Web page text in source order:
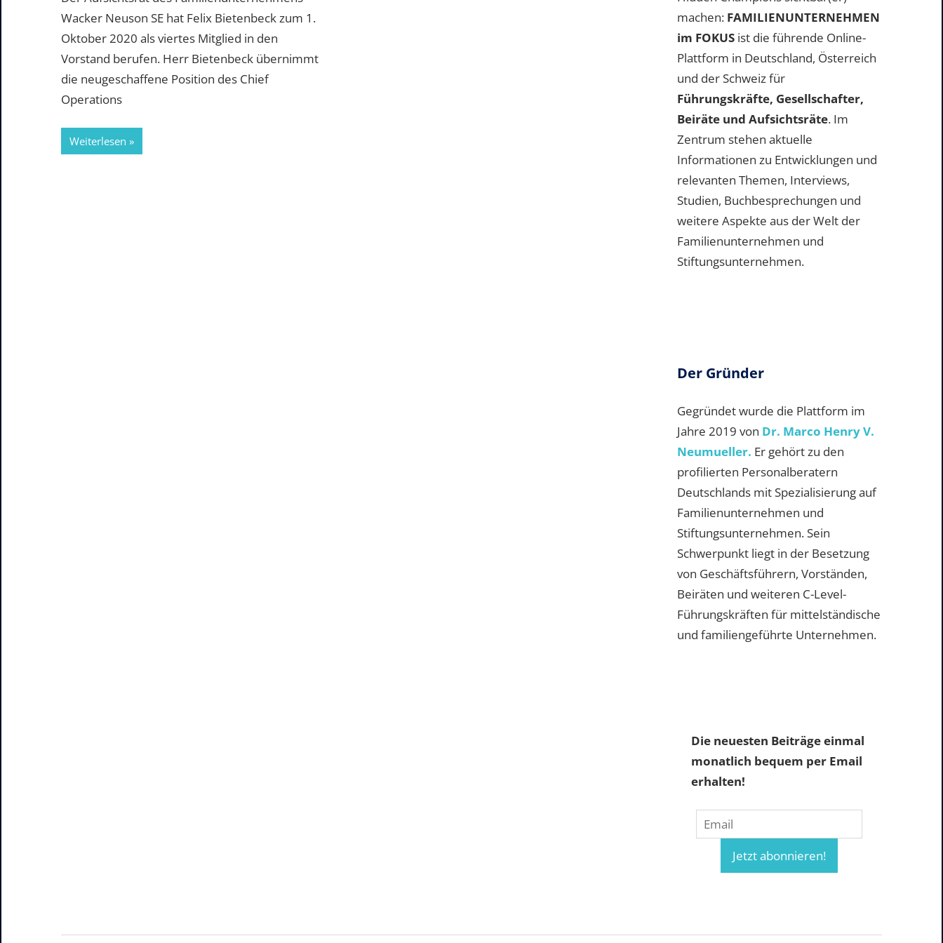
Wacker Neuson SE hat Felix Bietenbeck zum 1.
Oktober 2020 als viertes Mitglied in den
Vorstand berufen. Herr Bietenbeck übernimmt
die neugeschaffene Position des Chief
Operations
Weiterlesen
machen: FAMILIENUNTERNEHMEN
im FOKUS ist die führende Online-
Plattform in Deutschland, Österreich
und der Schweiz für
Führungskräfte, Gesellschafter,
Beiräte und Aufsichtsräte. Im
Zentrum stehen aktuelle
Informationen zu Entwicklungen und
relevanten Themen, Interviews,
Studien, Buchbesprechungen und
weitere Aspekte aus der Welt der
Familienunternehmen und
Stiftungsunternehmen.
Der Gründer
Gegründet wurde die Plattform im
Jahre 2019 von Dr. Marco Henry V.
Neumueller. Er gehört zu den
profilierten Personalberatern
Deutschlands mit Spezialisierung auf
Familienunternehmen und
Stiftungsunternehmen. Sein
Schwerpunkt liegt in der Besetzung
von Geschäftsführern, Vorständen,
Beiräten und weiteren C-Level-
Führungskräften für mittelständische
und familiengeführte Unternehmen.
Die neuesten Beiträge einmal
monatlich bequem per Email
erhalten!